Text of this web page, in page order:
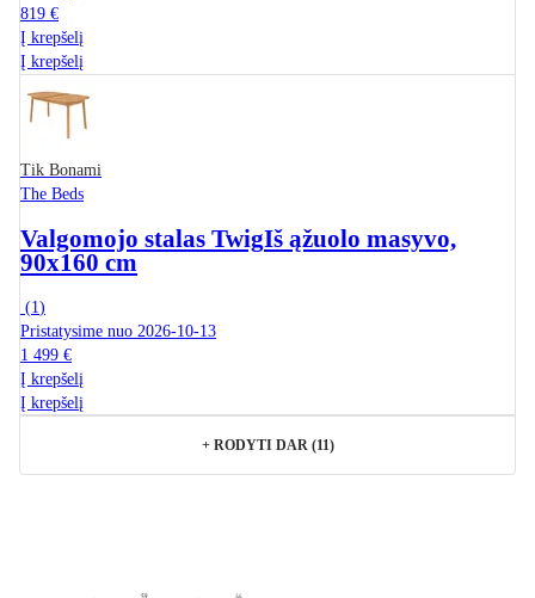
819 €
Į krepšelį
Į krepšelį
Tik Bonami
The Beds
Valgomojo stalas TwigIš ąžuolo masyvo,
90x160 cm
(1)
Pristatysime nuo 2026‑10‑13
1 499 €
Į krepšelį
Į krepšelį
+ RODYTI DAR (11)